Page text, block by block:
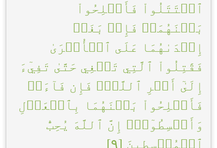
ٱقۡتَتَلُواْ فَأَصۡلِحُواْ
بَيۡنَهُمَاۖ فَإِنۢ بَغَتۡ
إِحۡدَىٰهُمَا عَلَى ٱلۡأُخۡرَىٰ
فَقَٰتِلُواْ ٱلَّتِي تَبۡغِي حَتَّىٰ تَفِيٓءَ
إِلَىٰٓ أَمۡرِ ٱللَّهِۚ فَإِن فَآءَتۡ
فَأَصۡلِحُواْ بَيۡنَهُمَا بِٱلۡعَدۡلِ
وَأَقۡسِطُوٓاْۖ إِنَّ ٱللَّهَ يُحِبُّ
ٱلۡمُقۡسِطِينَ [٩]